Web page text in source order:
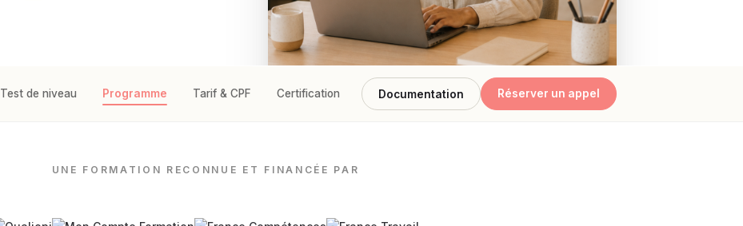
Test de niveau Programme Tarif & CPF Certification Avis FAQ
Documentation Réserver un appel
UNE FORMATION RECONNUE ET FINANCÉE PAR